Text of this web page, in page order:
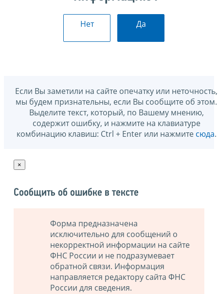
Нет Да
Если Вы заметили на сайте опечатку или неточность,
мы будем признательны, если Вы сообщите об этом.
Выделите текст, который, по Вашему мнению,
содержит ошибку, и нажмите на клавиатуре
комбинацию клавиш: Ctrl + Enter или нажмите сюда.
×
Сообщить об ошибке в тексте
Форма предназначена
исключительно для сообщений о
некорректной информации на сайте
ФНС России и не подразумевает
обратной связи. Информация
направляется редактору сайта ФНС
России для сведения.